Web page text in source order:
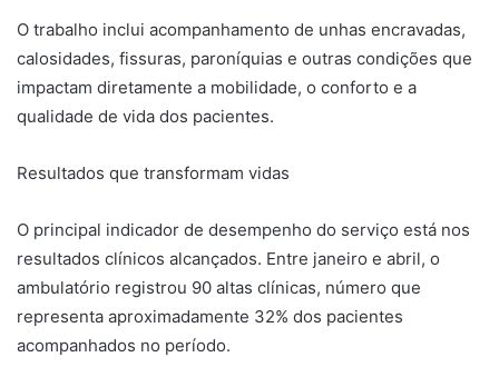
O trabalho inclui acompanhamento de unhas encravadas,
calosidades, fissuras, paroníquias e outras condições que
impactam diretamente a mobilidade, o conforto e a
qualidade de vida dos pacientes.
Resultados que transformam vidas
O principal indicador de desempenho do serviço está nos
resultados clínicos alcançados. Entre janeiro e abril, o
ambulatório registrou 90 altas clínicas, número que
representa aproximadamente 32% dos pacientes
acompanhados no período.